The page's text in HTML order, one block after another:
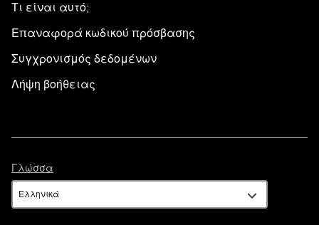
Τι είναι αυτό;
Επαναφορά κωδικού πρόσβασης
Συγχρονισμός δεδομένων
Λήψη βοήθειας
Γλώσσα